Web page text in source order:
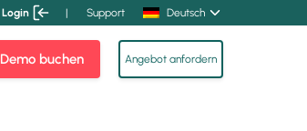
Login | Support Deutsch
Demo buchen Angebot anfordern